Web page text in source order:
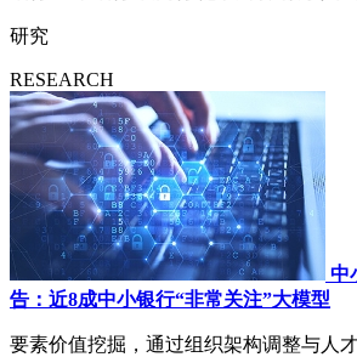
研究
RESEARCH
中
告：近8成中小银行“非常关注”大模型
要素价值挖掘，通过组织架构调整与人